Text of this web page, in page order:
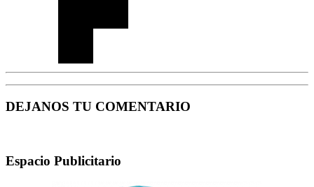
DEJANOS TU COMENTARIO
Espacio Publicitario